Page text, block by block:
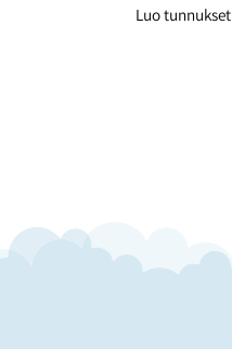
Luo tunnukset